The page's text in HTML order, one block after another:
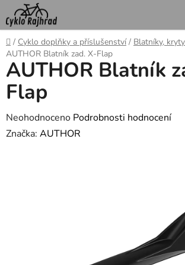
Přejít
na
obsah
Domů
/ Cyklo doplňky a příslušenství / Blatníky,
AUTHOR Blatník zad. X-Flap
AUTHOR Blatník
Flap
Průměrné
hodnocení
Neohodnoceno Podrobnosti hodnocení
Značka: AUTHOR